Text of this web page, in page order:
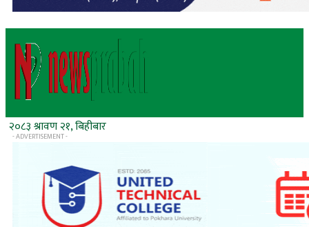
२०८३ श्रावण २१, बिहीबार
- ADVERTISEMENT -